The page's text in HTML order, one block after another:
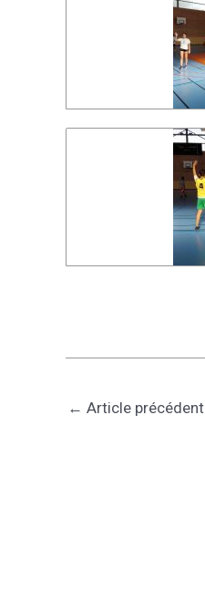
← Article précédent